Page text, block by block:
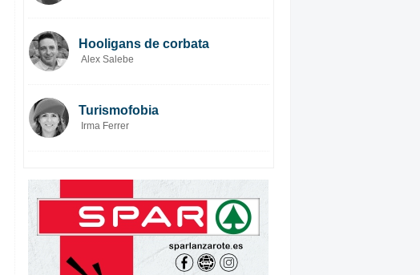
Hooligans de corbata
Alex Salebe
Turismofobia
Irma Ferrer